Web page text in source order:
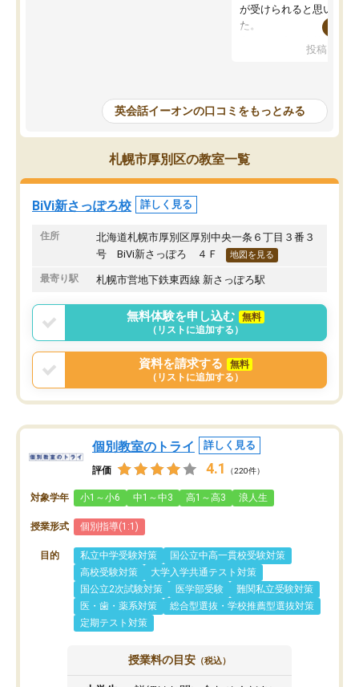
が受けられると思い、こ
た。
ング力も上がっているよ
関しては、それ専用の授
か、各ご家庭でしっかり
導、あるいは勉強を見て
ば、結果は伴わないかな
れはどの英会話教室でも
ませんが…)
す。
今後、学校でも英会話の
すると思われるので、そ
でも先取りできることを
投稿日：
英会話イーオンの口コミをもっとみる
札幌市厚別区の教室一覧
BiVi新さっぽろ校 詳しく見る
住所
北海道札幌市厚別区厚別中央一条６丁目３番３
号 BiVi新さっぽろ ４Ｆ
地図を見る
最寄り駅 札幌市営地下鉄東西線 新さっぽろ駅
無料体験を申し込む
無料
（リストに追加する）
資料を請求する
無料
（リストに追加する）
個別教室のトライ 詳しく見る
評価 4.1 （220件）
対象学年 小1～小6 中1～中3 高1～高3 浪人生
授業形式 個別指導(1:1)
目的 私立中学受験対策
国公立中高一貫校受験対策
高校受験対策
大学入学共通テスト対策
国公立2次試験対策
医学部受験
難関私立受験対策
医・歯・薬系対策
総合型選抜・学校推薦型選抜対策
定期テスト対策
授業料の目安 （税込）